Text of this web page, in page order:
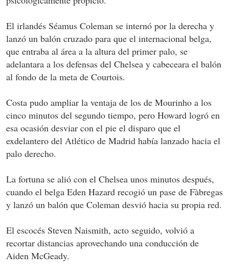
El irlandés Séamus Coleman se internó por la derecha y
lanzó un balón cruzado para que el internacional belga,
que entraba al área a la altura del primer palo, se
adelantara a los defensas del Chelsea y cabeceara el balón
al fondo de la meta de Courtois.
Costa pudo ampliar la ventaja de los de Mourinho a los
cinco minutos del segundo tiempo, pero Howard logró en
esa ocasión desviar con el pie el disparo que el
exdelantero del Atlético de Madrid había lanzado hacia el
palo derecho.
La fortuna se alió con el Chelsea unos minutos después,
cuando el belga Eden Hazard recogió un pase de Fàbregas
y lanzó un balón que Coleman desvió hacia su propia red.
El escocés Steven Naismith, acto seguido, volvió a
recortar distancias aprovechando una conducción de
Aiden McGeady.